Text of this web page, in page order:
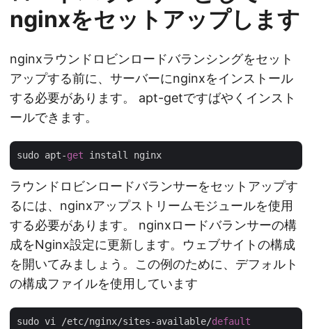
nginxをセットアップします
nginxラウンドロビンロードバランシングをセット
アップする前に、サーバーにnginxをインストール
する必要があります。 apt-getですばやくインスト
ールできます。
sudo apt-get
ラウンドロビンロードバランサーをセットアップす
るには、nginxアップストリームモジュールを使用
する必要があります。 nginxロードバランサーの構
成をNginx設定に更新します。ウェブサイトの構成
を開いてみましょう。この例のために、デフォルト
の構成ファイルを使用しています
sudo vi /etc/nginx/sites-available/default